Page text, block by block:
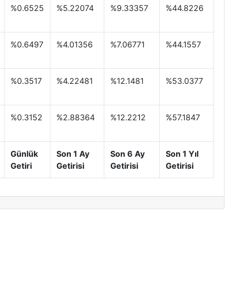
Günlük
Getiri
Son 1 Ay
Getirisi
Son 6 Ay
Getirisi
Son 1 Yıl
Getirisi
%0.6525 %5.22074 %9.33357 %44.8226
%0.6497 %4.01356 %7.06771 %44.1557
%0.3517 %4.22481 %12.1481 %53.0377
%0.3152 %2.88364 %12.2212 %57.1847